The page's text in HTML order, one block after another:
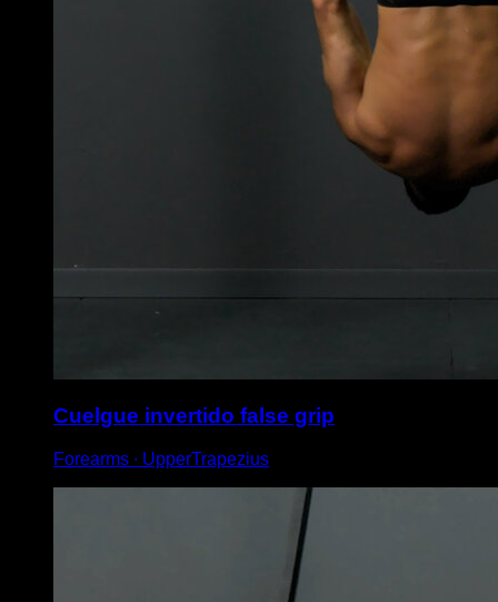
Cuelgue invertido false grip
Forearms ∙ UpperTrapezius